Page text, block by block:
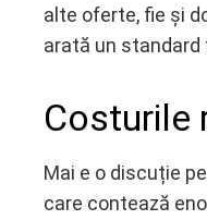
alte oferte, fie și
arată un
Costurile
Mai e o discuție
care contează